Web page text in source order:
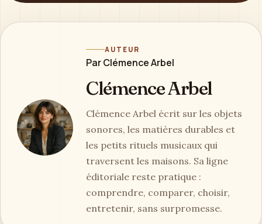
AUTEUR
Par Clémence Arbel
Clémence Arbel
Clémence Arbel écrit sur les objets
sonores, les matières durables et
les petits rituels musicaux qui
traversent les maisons. Sa ligne
éditoriale reste pratique :
comprendre, comparer, choisir,
entretenir, sans surpromesse.